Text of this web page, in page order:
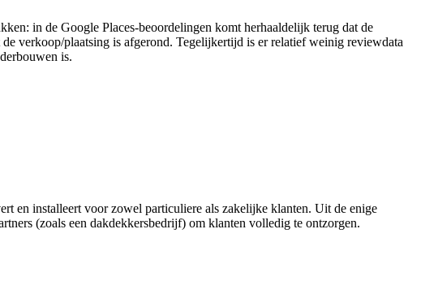
in de Google Places-beoordelingen komt herhaaldelijk terug dat de
verkoop/plaatsing is afgerond. Tegelijkertijd is er relatief weinig reviewdata
is.
en installeert voor zowel particuliere als zakelijke klanten. Uit de enige
(zoals een dakdekkersbedrijf) om klanten volledig te ontzorgen.